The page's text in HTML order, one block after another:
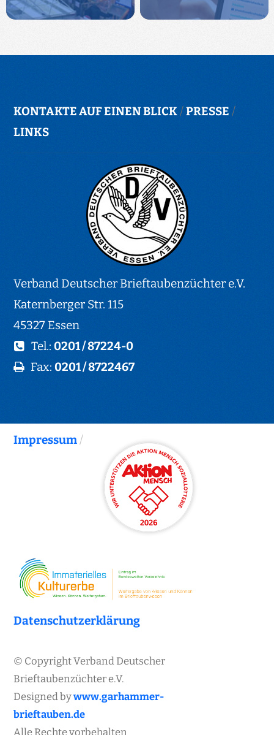
KONTAKTE AUF EINEN BLICK/PRESSE /
LINKS
Verband Deutscher Brieftaubenzüchter e.V.
Katernberger Str. 115
45327 Essen
Tel.:0201 / 87224-0
Fax:0201 / 8722467
Impressum/
Datenschutzerklärung
© Copyright Verband Deutscher
Brieftaubenzüchter e.V.
Designed bywww.garhammer-
brieftauben.de
Alle Rechte vorbehalten